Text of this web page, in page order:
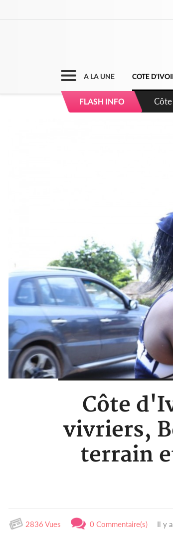
A LA UNE COTE
FLASH INFO
Côte
vivriers,
terrain
2836 Vues 0 Commentaire(s) Il y